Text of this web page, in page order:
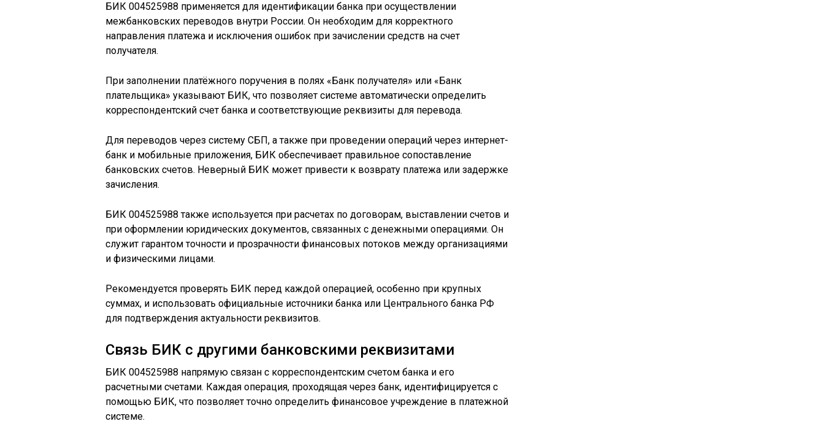
БИК 004525988 применяется для идентификации банка при осуществлении
межбанковских переводов внутри России. Он необходим для корректного
направления платежа и исключения ошибок при зачислении средств на счет
получателя.
При заполнении платёжного поручения в полях «Банк получателя» или «Банк
плательщика» указывают БИК, что позволяет системе автоматически определить
корреспондентский счет банка и соответствующие реквизиты для перевода.
Для переводов через систему СБП, а также при проведении операций через интернет-
банк и мобильные приложения, БИК обеспечивает правильное сопоставление
банковских счетов. Неверный БИК может привести к возврату платежа или задержке
зачисления.
БИК 004525988 также используется при расчетах по договорам, выставлении счетов и
при оформлении юридических документов, связанных с денежными операциями. Он
служит гарантом точности и прозрачности финансовых потоков между организациями
и физическими лицами.
Рекомендуется проверять БИК перед каждой операцией, особенно при крупных
суммах, и использовать официальные источники банка или Центрального банка РФ
для подтверждения актуальности реквизитов.
Связь БИК с другими банковскими реквизитами
БИК 004525988 напрямую связан с корреспондентским счетом банка и его
расчетными счетами. Каждая операция, проходящая через банк, идентифицируется с
помощью БИК, что позволяет точно определить финансовое учреждение в платежной
системе.